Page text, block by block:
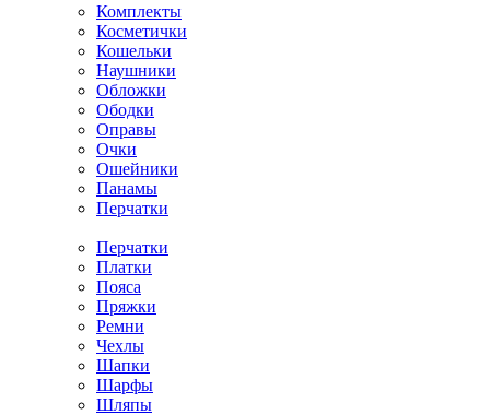
Комплекты
Косметички
Кошельки
Наушники
Обложки
Ободки
Оправы
Очки
Ошейники
Панамы
Перчатки
Перчатки
Платки
Пояса
Пряжки
Ремни
Чехлы
Шапки
Шарфы
Шляпы